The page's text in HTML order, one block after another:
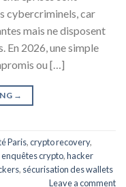
cybercriminels, car
mais ne disposent
En 2026, une simple
ou […]
→
Paris,crypto recovery,
enquêtes crypto,hacker
, sécurisation des wallets
Leave a comment